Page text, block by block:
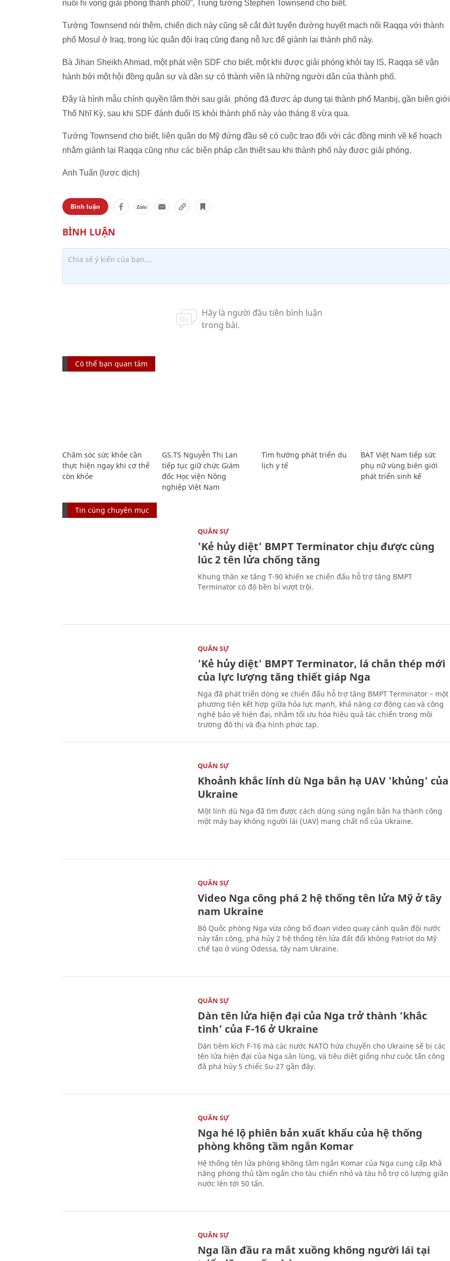
nuôi hi vọng giải phóng thành phố0”, Trung tướng Stephen Townsend cho biết.
Tướng Townsend nói thêm, chiến dịch này cũng sẽ cắt đứt tuyến đường huyết mạch nối Raqqa với thành
phố Mosul ở Iraq, trong lúc quân đội Iraq cũng đang nỗ lực để giành lại thành phố này.
Bà Jihan Sheikh Ahmad, một phát viện SDF cho biết, một khi được giải phóng khỏi tay IS, Raqqa sẽ vận
hành bởi một hội đồng quân sự và dân sự có thành viên là những người dân của thành phố.
Đây là hình mẫu chính quyền lâm thời sau giải phóng đã được áp dụng tại thành phố Manbij, gần biên giới
Thổ Nhĩ Kỳ, sau khi SDF đánh đuổi IS khỏi thành phố này vào tháng 8 vừa qua.
Tướng Townsend cho biết, liên quân do Mỹ đứng đầu sẽ có cuộc trao đổi với các đồng minh về kế hoạch
nhằm giành lại Raqqa cũng như các biện pháp cần thiết sau khi thành phố này được giải phóng.
Anh Tuấn (lược dịch)
Bình luận
Có thể bạn quan tâm
Chăm sóc sức khỏe cần
thực hiện ngay khi cơ thể
còn khỏe
GS.TS Nguyễn Thị Lan
tiếp tục giữ chức Giám
đốc Học viện Nông
nghiệp Việt Nam
Tìm hướng phát triển du
lịch y tế
BAT Việt Nam tiếp sức
phụ nữ vùng biên giới
phát triển sinh kế
Tin cùng chuyên mục
QUÂN SỰ
'Kẻ hủy diệt' BMPT Terminator chịu được cùng
lúc 2 tên lửa chống tăng
Khung thân xe tăng T-90 khiến xe chiến đấu hỗ trợ tăng BMPT
Terminator có độ bền bỉ vượt trội.
QUÂN SỰ
'Kẻ hủy diệt' BMPT Terminator, lá chắn thép mới
của lực lượng tăng thiết giáp Nga
Nga đã phát triển dòng xe chiến đấu hỗ trợ tăng BMPT Terminator – một
phương tiện kết hợp giữa hỏa lực mạnh, khả năng cơ động cao và công
nghệ bảo vệ hiện đại, nhằm tối ưu hóa hiệu quả tác chiến trong môi
trường đô thị và địa hình phức tạp.
QUÂN SỰ
Khoảnh khắc lính dù Nga bắn hạ UAV 'khủng' của
Ukraine
Một lính dù Nga đã tìm được cách dùng súng ngắn bắn hạ thành công
một máy bay không người lái (UAV) mang chất nổ của Ukraine.
QUÂN SỰ
Video Nga công phá 2 hệ thống tên lửa Mỹ ở tây
nam Ukraine
Bộ Quốc phòng Nga vừa công bố đoạn video quay cảnh quân đội nước
này tấn công, phá hủy 2 hệ thống tên lửa đất đối không Patriot do Mỹ
chế tạo ở vùng Odessa, tây nam Ukraine.
QUÂN SỰ
Dàn tên lửa hiện đại của Nga trở thành ‘khắc
tinh’ của F-16 ở Ukraine
Dàn tiêm kích F-16 mà các nước NATO hứa chuyển cho Ukraine sẽ bị các
tên lửa hiện đại của Nga săn lùng, và tiêu diệt giống như cuộc tấn công
đã phá hủy 5 chiếc Su-27 gần đây.
QUÂN SỰ
Nga hé lộ phiên bản xuất khẩu của hệ thống
phòng không tầm ngắn Komar
Hệ thống tên lửa phòng không tầm ngắn Komar của Nga cung cấp khả
năng phòng thủ tầm ngắn cho tàu chiến nhỏ và tàu hỗ trợ có lượng giãn
nước lên tới 50 tấn.
QUÂN SỰ
Nga lần đầu ra mắt xuồng không người lái tại